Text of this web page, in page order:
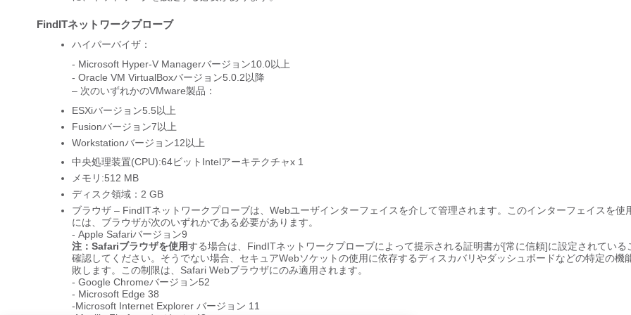
FindITネットワークプローブ
ハイパーバイザ：
- Microsoft Hyper-V Managerバージョン10.0以上
- Oracle VM VirtualBoxバージョン5.0.2以降
– 次のいずれかのVMware製品：
ESXiバージョン5.5以上
Fusionバージョン7以上
Workstationバージョン12以上
中央処理装置(CPU):64ビットIntelアーキテクチャx 1
メモリ:512 MB
ディスク領域：2 GB
ブラウザ – FindITネットワークプローブは、Webユーザインターフェイスを介して管理されます。このインターフェイスを使
には、ブラウザが次のいずれかである必要があります。
- Apple Safariバージョン9
注：Safariブラウザを使用する場合は、FindITネットワークプローブによって提示される証明書が[常に信頼]に設定されている
確認してください。そうでない場合、セキュアWebソケットの使用に依存するディスカバリやダッシュボードなどの特定の機
敗します。この制限は、Safari Webブラウザにのみ適用されます。
- Google Chromeバージョン52
- Microsoft Edge 38
-Microsoft Internet Explorer バージョン 11